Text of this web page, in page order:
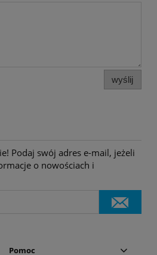
wyślij
Podaj swój adres e-mail, jeżeli
o nowościach i
Pomoc